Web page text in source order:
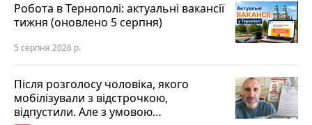
Робота в Тернополі: актуальні вакансії
тижня (оновлено 5 серпня)
5 серпня 2026 р.
Після розголосу чоловіка, якого
мобілізували з відстрочкою,
відпустили. Але з умовою…